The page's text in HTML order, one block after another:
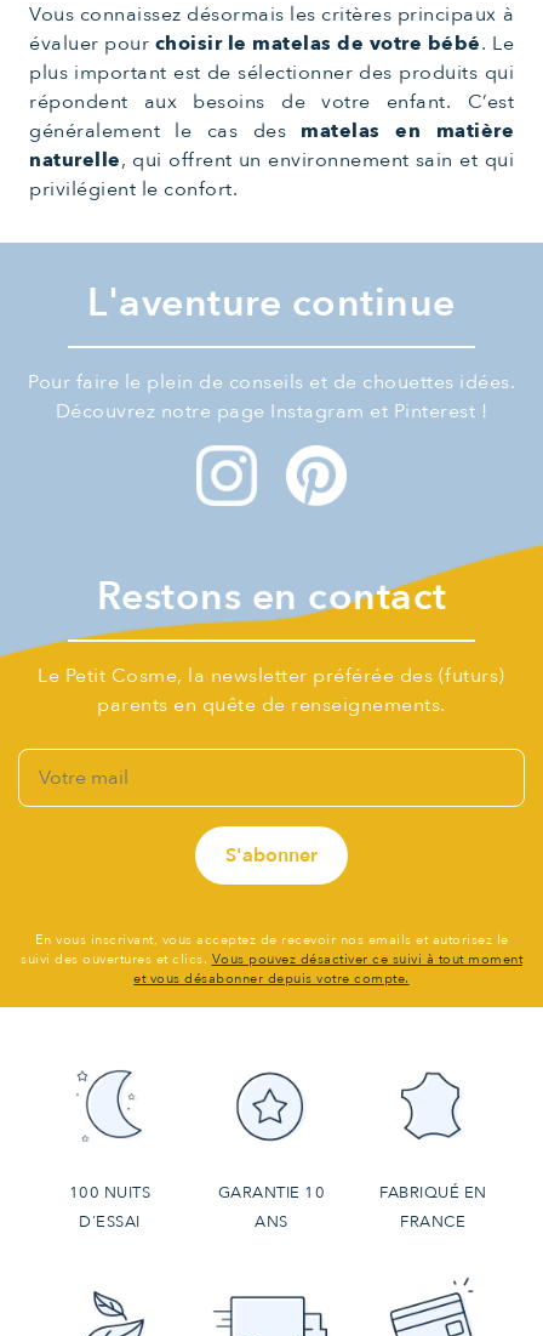
Vous connaissez désormais les critères principaux à
évaluer pour choisir le matelas de votre bébé. Le
plus important est de sélectionner des produits qui
répondent aux besoins de votre enfant. C’est
généralement le cas des matelas en matière
naturelle, qui offrent un environnement sain et qui
privilégient le confort.
L'aventure continue
Pour faire le plein de conseils et de chouettes idées.
Découvrez notre page Instagram et Pinterest !
Restons en contact
Le Petit Cosme, la newsletter préférée des (futurs)
parents en quête de renseignements.
En vous inscrivant, vous acceptez de recevoir nos emails et autorisez le
suivi des ouvertures et clics. Vous pouvez désactiver ce suivi à tout moment
et vous désabonner depuis votre compte.
100 NUITS
D'ESSAI
GARANTIE 10
ANS
FABRIQUÉ EN
FRANCE